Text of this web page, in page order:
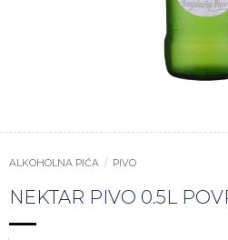
ALKOHOLNA PIĆA / PIVO
NEKTAR PIVO 0.5L